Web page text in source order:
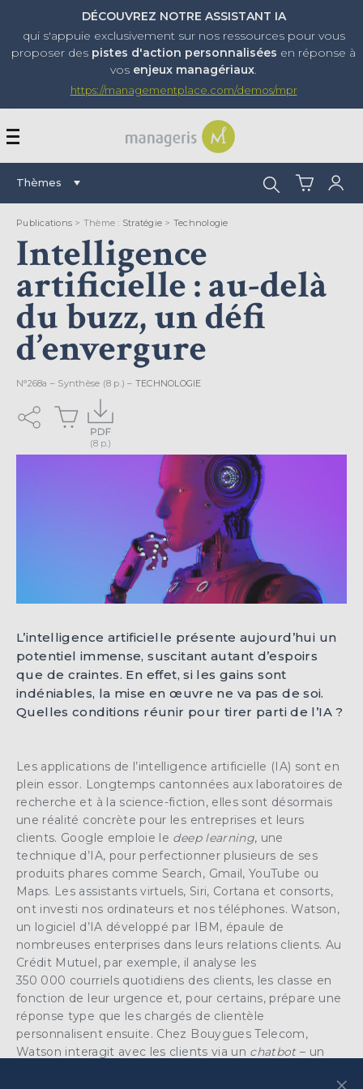
DÉCOUVREZ NOTRE ASSISTANT IA
qui s'appuie exclusivement sur nos ressources pour vous
proposer des pistes d'action personnalisées en réponse à
vos enjeux managériaux.
https://managementplace.com/demos/mpr
AFFICHER OU
Thèmes Rechercher :
Publications > Thème : Stratégie > Technologie
Intelligence
artificielle : au-delà
du buzz, un défi
d’envergure
N°268a – Synthèse (8 p.) – TECHNOLOGIE
L’intelligence artificielle présente aujourd’hui un
potentiel immense, suscitant autant d’espoirs
que de craintes. En effet, si les gains sont
indéniables, la mise en œuvre ne va pas de soi.
Quelles conditions réunir pour tirer parti de l’IA ?
Les applications de l’intelligence artificielle (IA) sont en
plein essor. Longtemps cantonnées aux laboratoires de
recherche et à la science-fiction, elles sont désormais
une réalité concrète pour les entreprises et leurs
clients. Google emploie le deep learning, une
technique d’IA, pour perfectionner plusieurs de ses
produits phares comme Search, Gmail, YouTube ou
Maps. Les assistants virtuels, Siri, Cortana et consorts,
ont investi nos ordinateurs et nos téléphones. Watson,
un logiciel d’IA développé par IBM, épaule de
nombreuses enterprises dans leurs relations clients. Au
Crédit Mutuel, par exemple, il analyse les
350 000 courriels quotidiens des clients, les classe en
fonction de leur urgence et, pour certains, prépare une
réponse type que les chargés de clientèle
personnalisent ensuite. Chez Bouygues Telecom,
Watson interagit avec les clients via un chatbot– un